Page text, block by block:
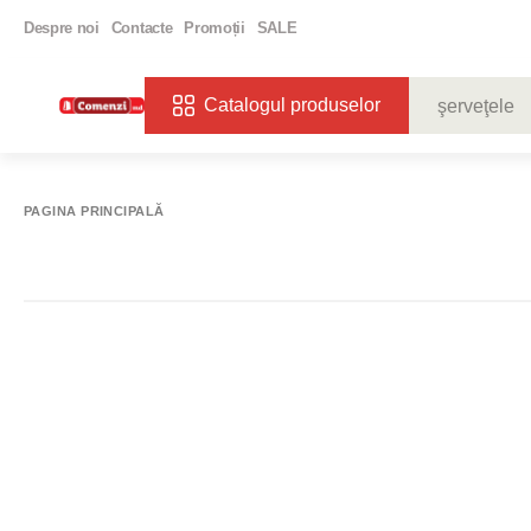
Despre noi Contacte Promoții SALE
Catalogul produselor
PAGINA PRINCIPALĂ